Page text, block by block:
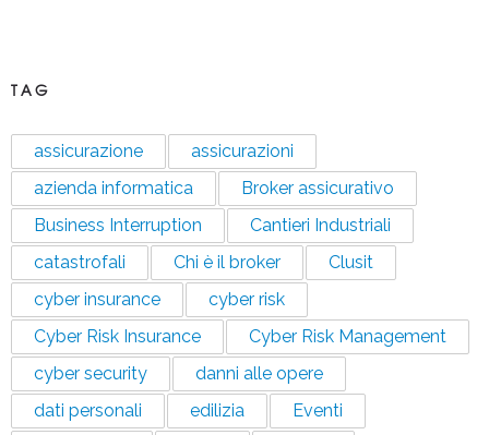
TAG
assicurazione
assicurazioni
azienda informatica
Broker assicurativo
Business Interruption
Cantieri Industriali
catastrofali
Chi è il broker
Clusit
cyber insurance
cyber risk
Cyber Risk Insurance
Cyber Risk Management
cyber security
danni alle opere
dati personali
edilizia
Eventi